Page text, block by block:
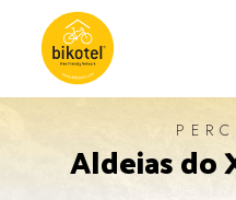
SOBRE NÓS
Aldeias do